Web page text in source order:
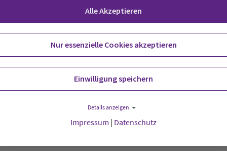
die zuhören. Die TelefonSeelsorge bietet den Schutz
auch weiterführende Angebote nennen, etwa
Alle Akzeptieren
Nur essenzielle Cookies akzeptieren
Einwilligung speichern
Details anzeigen
Impressum | Datenschutz